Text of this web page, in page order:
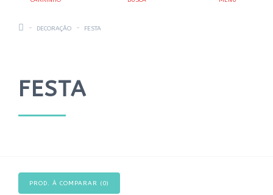
DECORAÇÃO FESTA
FESTA
PROD. À COMPARAR (0)